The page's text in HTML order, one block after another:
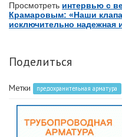
Просмотреть интервью с
Крамаровым: «Наши
исключительно надежная
Поделиться
Метки предохранительная арматура